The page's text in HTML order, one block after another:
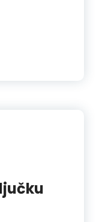
pot: